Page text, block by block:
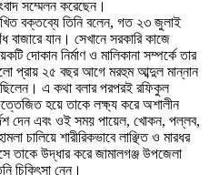
সম্মেলন করেছেন।
বক্তব্যে তিনি বলেন, গত ২৩ জুলাই
বাজারে যান। সেখানে সরকারি কাজে
দোকান নির্মাণ ও মালিকানা সম্পর্কে তার
প্রায় ২৫ বছর আগে মরহুম আব্দুল মান্নান
এ কথা বলার পরপরই রফিকুল
হয়ে তাকে লক্ষ্য করে অশালীন
দেন এবং ওই সময় পায়েল, খোকন, পল্লব,
চালিয়ে শারীরিকভাবে লাঞ্ছিত ও মারধর
উদ্ধার করে জামালগঞ্জ উপজেলা
চিকিৎসা নেন।